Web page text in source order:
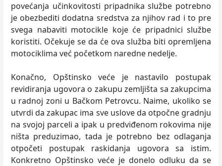
povećanja učinkovitosti pripadnika službe potrebno
je obezbediti dodatna sredstva za njihov rad i to pre
svega nabaviti motocikle koje će pripadnici službe
koristiti. Očekuje se da će ova služba biti opremljena
motociklima već početkom naredne nedelje.
Konačno, Opštinsko veće je nastavilo postupak
revidiranja ugovora o zakupu zemljišta sa zakupcima
u radnoj zoni u Bačkom Petrovcu. Naime, ukoliko se
utvrdi da zakupac ima sve uslove da otpočne gradnju
na svojoj parceli a ipak u predviđenom rokovima nije
ništa preduzimao, tada je potrebno bez odlaganja
otpočeti postupak raskidanja ugovora sa istim.
Konkretno Opštinsko veće je donelo odluku da se